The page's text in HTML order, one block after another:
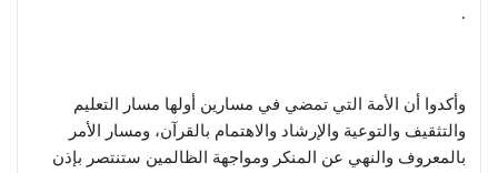
.
وأكدوا أن الأمة التي تمضي في مسارين أولها مسار التعليم
والتثقيف والتوعية والإرشاد والاهتمام بالقرآن، ومسار الأمر
بالمعروف والنهي عن المنكر ومواجهة الظالمين ستنتصر بإذن